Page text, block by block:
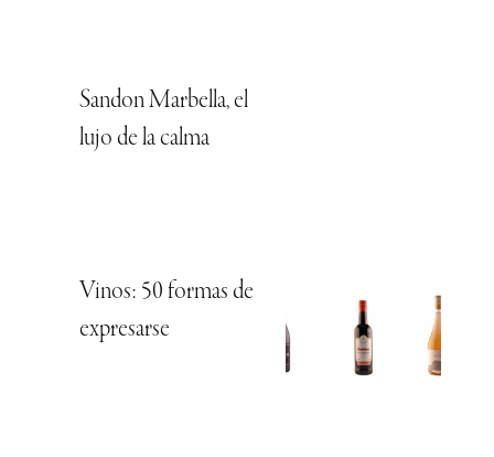
Sandon Marbella, el
lujo de la calma
Vinos: 50 formas de
expresarse